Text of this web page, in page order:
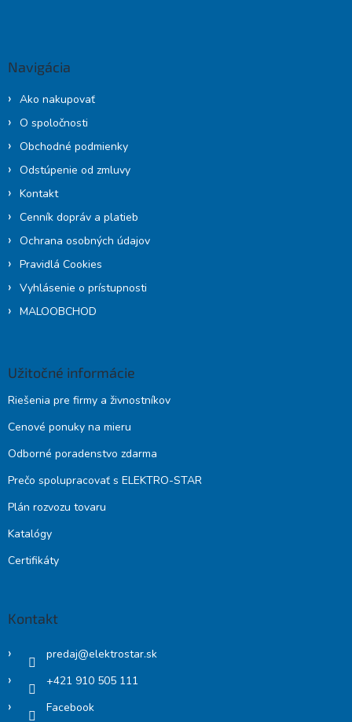
Navigácia
Ako nakupovať
O spoločnosti
Obchodné podmienky
Odstúpenie od zmluvy
Kontakt
Cenník dopráv a platieb
Ochrana osobných údajov
Pravidlá Cookies
Vyhlásenie o prístupnosti
MALOOBCHOD
Užitočné informácie
Riešenia pre firmy a živnostníkov
Cenové ponuky na mieru
Odborné poradenstvo zdarma
Prečo spolupracovať s ELEKTRO-STAR
Plán rozvozu tovaru
Katalógy
Certifikáty
Kontakt
predaj@elektrostar.sk
+421 910 505 111
Facebook